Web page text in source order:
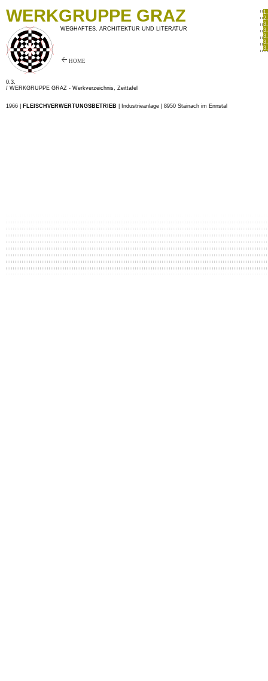
WERKGRUPPE GRAZ
WEGHAFTES. ARCHITEKTUR UND LITERATUR
HOME
0.3.
/ WERKGRUPPE GRAZ - Werkverzeichnis, Zeittafel
1966 | FLEISCHVERWERTUNGSBETRIEB | Industrieanlage | 8950 Stainach im Ennstal